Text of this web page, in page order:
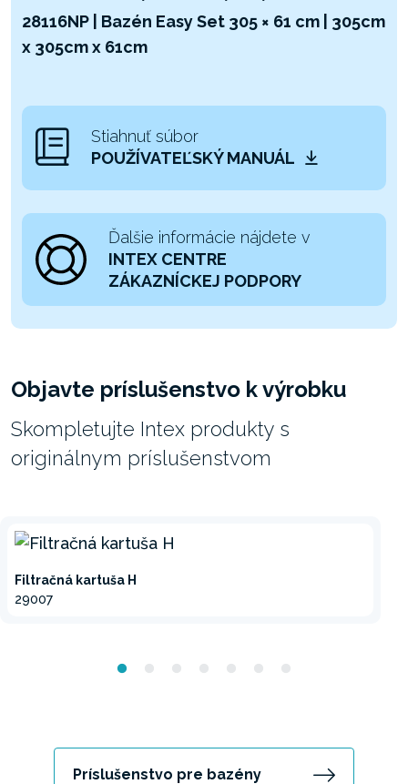
28116NP | Bazén Easy Set 305 × 61 cm | 305cm
x 305cm x 61cm
Stiahnuť súbor
POUŽÍVATEĽSKÝ MANUÁL
Ďalšie informácie nájdete v
INTEX CENTRE
ZÁKAZNÍCKEJ PODPORY
Objavte príslušenstvo k výrobku
Skompletujte Intex produkty s
originálnym príslušenstvom
Filtračná kartuša H
29007
Príslušenstvo pre bazény